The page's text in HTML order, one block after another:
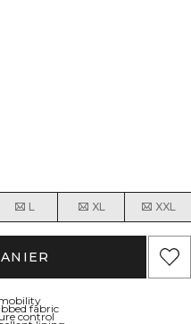
L XL XXL
fabric
control